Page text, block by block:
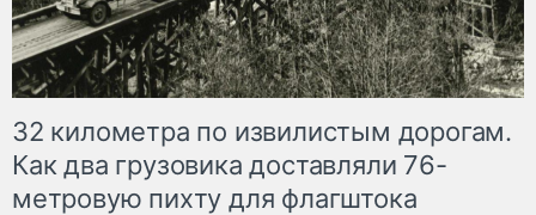
32 километра по извилистым дорогам.
Как два грузовика доставляли 76-
метровую пихту для флагштока